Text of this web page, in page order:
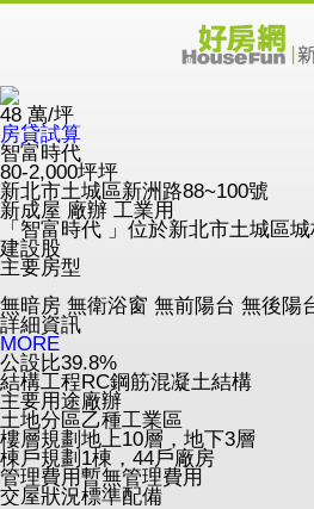
48 萬/坪
房貸試算
智富時代
80-2,000坪坪
新北市土城區新洲路88~100號
新成屋 廠辦 工業用
「智富時代 」位於新北市土城區
建設股
主要房型
無暗房 無衛浴窗 無前陽台 無後陽
詳細資訊
MORE
公設比39.8%
結構工程RC鋼筋混凝土結構
主要用途廠辦
土地分區乙種工業區
樓層規劃 地上10層，地下3層
棟戶規劃 1棟，44戶廠房
管理費用暫無管理費用
交屋狀況標準配備